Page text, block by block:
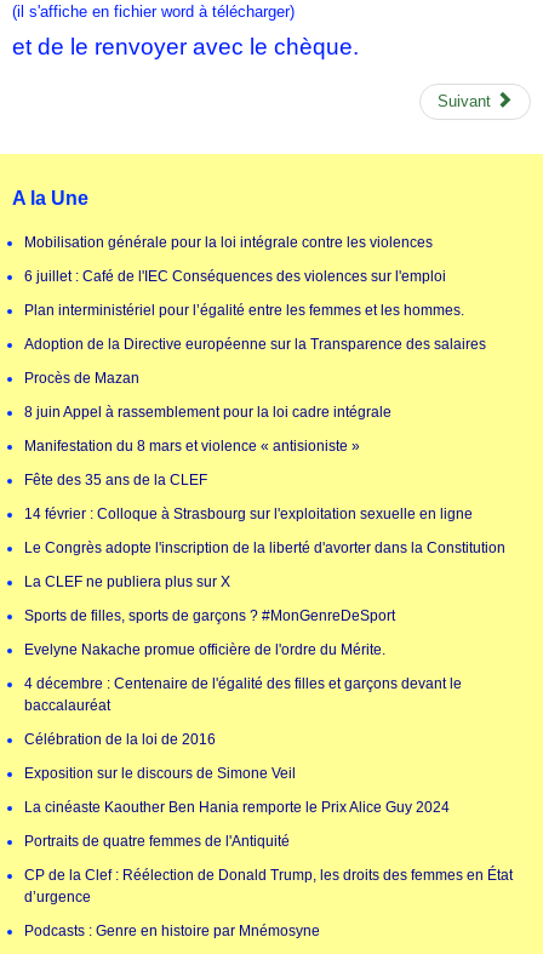
(il s'affiche en fichier word à télécharger)
et de le renvoyer avec le chèque.
Suivant
A la Une
Mobilisation générale pour la loi intégrale contre les violences
6 juillet : Café de l'IEC Conséquences des violences sur l'emploi
Plan interministériel pour l’égalité entre les femmes et les hommes.
Adoption de la Directive européenne sur la Transparence des salaires
Procès de Mazan
8 juin Appel à rassemblement pour la loi cadre intégrale
Manifestation du 8 mars et violence « antisioniste »
Fête des 35 ans de la CLEF
14 février : Colloque à Strasbourg sur l'exploitation sexuelle en ligne
Le Congrès adopte l'inscription de la liberté d'avorter dans la Constitution
La CLEF ne publiera plus sur X
Sports de filles, sports de garçons ? #MonGenreDeSport
Evelyne Nakache promue officière de l'ordre du Mérite.
4 décembre : Centenaire de l'égalité des filles et garçons devant le
baccalauréat
Célébration de la loi de 2016
Exposition sur le discours de Simone Veil
La cinéaste Kaouther Ben Hania remporte le Prix Alice Guy 2024
Portraits de quatre femmes de l'Antiquité
CP de la Clef : Réélection de Donald Trump, les droits des femmes en État
d’urgence
Podcasts : Genre en histoire par Mnémosyne